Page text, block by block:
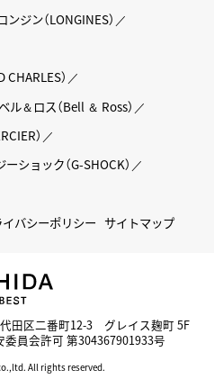
ンジン（LONGINES）
CHARLES）
ベル＆ロス（Bell ＆ Ross）
）
ーショック（G-SHOCK）
バシーポリシー サイトマップ
田区二番町12-3 グレイス麹町 5F
委員会許可 第304367901933号
All rights reserved.